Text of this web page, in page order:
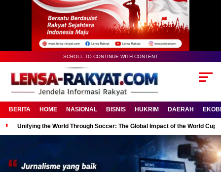
SCROLL TO CONTINUE WITH CONTENT
BERITA HOME NASIONAL BISNIS HUKRIM DAERAH
Unifying the World Through Soccer: The Global Impact of the World Cup